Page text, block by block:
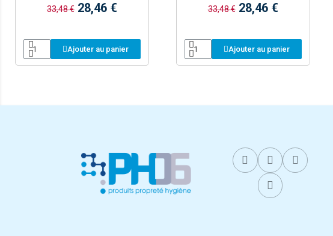
33,48 € 28,46 €
Ajouter au panier
33,48 € 28,46 €
Ajouter au panier